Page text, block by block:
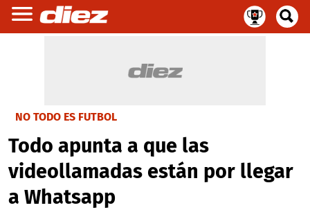
NO TODO ES FUTBOL
Todo apunta a que las
videollamadas están por llegar
a Whatsapp